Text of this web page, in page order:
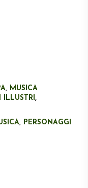
, MUSICA
ILLUSTRI,
, PERSONAGGI